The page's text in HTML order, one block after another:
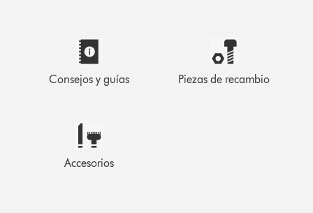
Consejos y guías Piezas de recambio
Accesorios